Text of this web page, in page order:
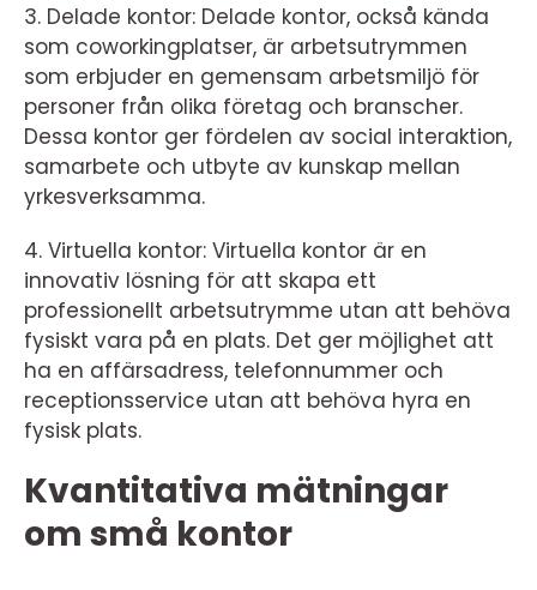
3. Delade kontor: Delade kontor, också kända
som coworkingplatser, är arbetsutrymmen
som erbjuder en gemensam arbetsmiljö för
personer från olika företag och branscher.
Dessa kontor ger fördelen av social interaktion,
samarbete och utbyte av kunskap mellan
yrkesverksamma.
4. Virtuella kontor: Virtuella kontor är en
innovativ lösning för att skapa ett
professionellt arbetsutrymme utan att behöva
fysiskt vara på en plats. Det ger möjlighet att
ha en affärsadress, telefonnummer och
receptionsservice utan att behöva hyra en
fysisk plats.
Kvantitativa mätningar
om små kontor